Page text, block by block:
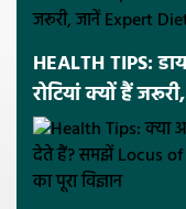
HEALTH TIPS:
रोटियां क्यों हैं